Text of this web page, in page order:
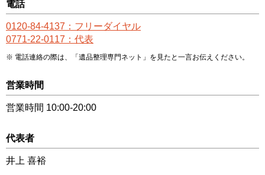
電話
0120-84-4137：フリーダイヤル
0771-22-0117：代表
電話連絡の際は、「遺品整理専門ネット」を見たと一言お伝えください。
営業時間
営業時間 10:00-20:00
代表者
井上 喜裕